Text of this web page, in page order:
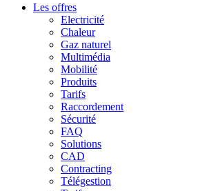
Les offres
Electricité
Chaleur
Gaz naturel
Multimédia
Mobilité
Produits
Tarifs
Raccordement
Sécurité
FAQ
Solutions
CAD
Contracting
Télégestion